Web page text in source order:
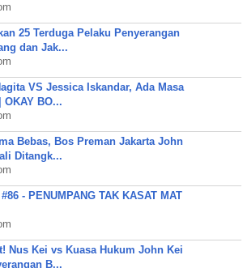
25 Terduga Pelaku Penyerangan
dan Jak...
VS Jessica Iskandar, Ada Masa
OKAY BO...
Bebas, Bos Preman Jakarta John
Ditangk...
- PENUMPANG TAK KASAT MAT
Nus Kei vs Kuasa Hukum John Kei
B...